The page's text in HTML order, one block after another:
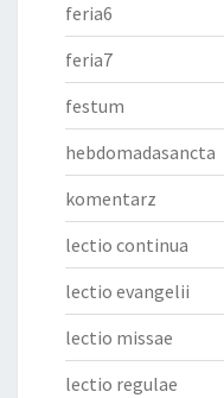
feria6
feria7
festum
hebdomadasancta
komentarz
lectio continua
lectio evangelii
lectio missae
lectio regulae